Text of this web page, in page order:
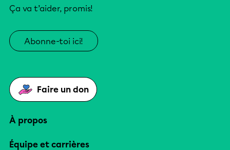
Ça va t’aider, promis!
Abonne-toi ici!
Faire un don
À propos
Équipe et carrières